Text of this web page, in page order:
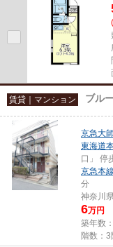
賃貸｜マンション ブル
京急大
東海道
口」 停
京急本線
分
神奈川
6万円
築年数
階数：3